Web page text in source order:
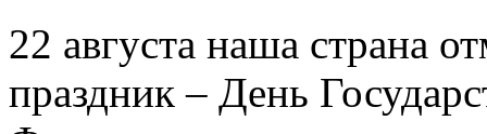
22 августа наша страна
праздник – День